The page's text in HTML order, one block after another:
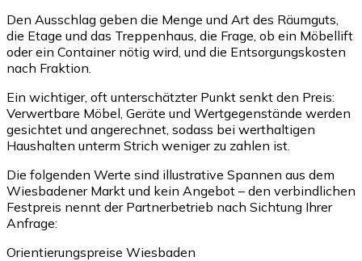
Den Ausschlag geben die Menge und Art des Räumguts,
die Etage und das Treppenhaus, die Frage, ob ein Möbellift
oder ein Container nötig wird, und die Entsorgungskosten
nach Fraktion.
Ein wichtiger, oft unterschätzter Punkt senkt den Preis:
Verwertbare Möbel, Geräte und Wertgegenstände werden
gesichtet und angerechnet, sodass bei werthaltigen
Haushalten unterm Strich weniger zu zahlen ist.
Die folgenden Werte sind illustrative Spannen aus dem
Wiesbadener Markt und kein Angebot – den verbindlichen
Festpreis nennt der Partnerbetrieb nach Sichtung Ihrer
Anfrage:
Orientierungspreise Wiesbaden